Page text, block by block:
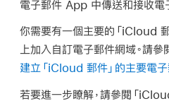
電子郵件 App 中傳送和接收電
你需要有一個主要的「iCloud
上加入自訂電子郵件網域。請
建立「iCloud 郵件」的主要電
若要進一步瞭解，請參閱「